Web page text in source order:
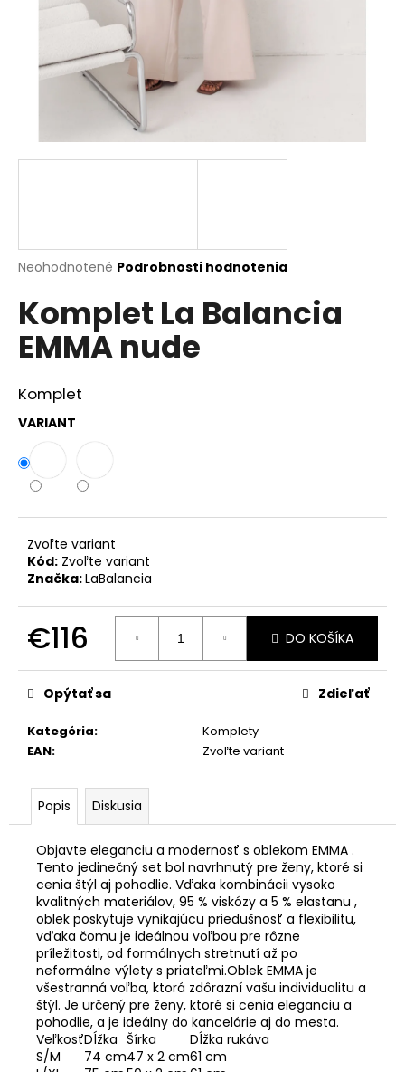
Priemerné
produktu
je
0,0
hviezdičiek.
Neohodnotené Podrobnosti hodnotenia
Komplet La Balancia
EMMA nude
Komplet
VARIANT
Zvoľte variant
Kód: Zvoľte variant
Značka:LaBalancia
€116 DO KOŠÍKA
Kategória:
Komplety
EAN: Zvoľte variant
Opýtať sa Zdieľať
Popis Diskusia
Objavte eleganciu a modernosť s oblekom EMMA .
Tento jedinečný set bol navrhnutý pre ženy, ktoré si
cenia štýl aj pohodlie. Vďaka kombinácii vysoko
kvalitných materiálov, 95 % viskózy a 5 % elastanu ,
oblek poskytuje vynikajúcu priedušnosť a flexibilitu,
vďaka čomu je ideálnou voľbou pre rôzne
príležitosti, od formálnych stretnutí až po
neformálne výlety s priateľmi.Oblek EMMA je
všestranná voľba, ktorá zdôrazní vašu individualitu a
štýl. Je určený pre ženy, ktoré si cenia eleganciu a
pohodlie, a je ideálny do kancelárie aj do mesta.
VeľkosťDĺžka Šírka
Dĺžka rukáva
S/M
74 cm47 x 2 cm61 cm
d
p
o
ú
a
m
e
ZAVINOVACIE
NOHAVICE
MARY
ČIERNA
PREMIUM
€39